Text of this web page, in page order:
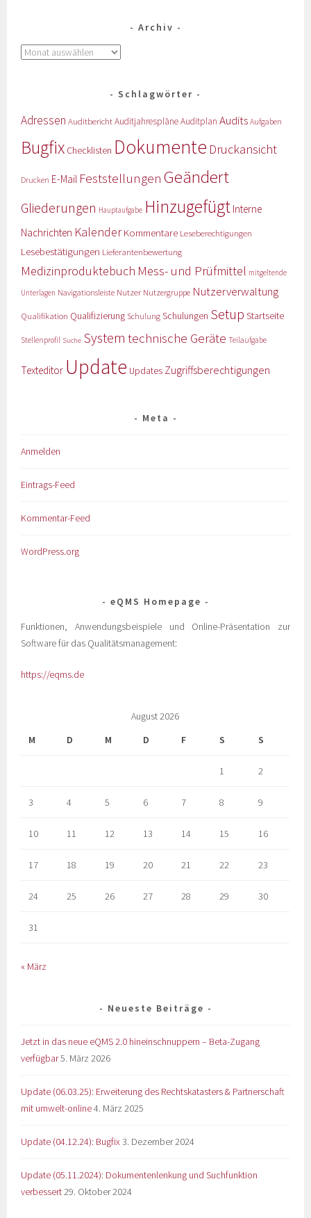
Archiv
Schlagwörter
Adressen AuditberichtAuditjahrespläneAuditplan Audits Aufgaben
Bugfix Checklisten Dokumente Druckansicht
Drucken E-Mail Feststellungen Geändert
Gliederungen Hauptaufgabe Hinzugefügt Interne
Nachrichten KalenderKommentare Leseberechtigungen
Lesebestätigungen Lieferantenbewertung
Medizinproduktebuch Mess- und Prüfmittel mitgeltende
Unterlagen Navigationsleiste Nutzer Nutzergruppe Nutzerverwaltung
Qualifikation Qualifizierung Schulung Schulungen Setup Startseite
Stellenprofil Suche System technische Geräte Teilaufgabe
Texteditor Update Updates Zugriffsberechtigungen
Meta
Anmelden
Eintrags-Feed
Kommentar-Feed
WordPress.org
eQMS Homepage
Funktionen, Anwendungsbeispiele und Online-Präsentation zur
Software für das Qualitätsmanagement:
https://eqms.de
August 2026
M
D M D F S S
1 2
3 4 5 6 7 8 9
10 11 12 13 14 15 16
17 18 19 20 21 22 23
24 25 26 27 28 29 30
31
« März
Neueste Beiträge
Jetzt in das neue eQMS 2.0 hineinschnuppern – Beta-Zugang
verfügbar5. März 2026
Update (06.03.25): Erweiterung des Rechtskatasters & Partnerschaft
mit umwelt-online4. März 2025
Update (04.12.24): Bugfix3. Dezember 2024
Update (05.11.2024): Dokumentenlenkung und Suchfunktion
verbessert29. Oktober 2024